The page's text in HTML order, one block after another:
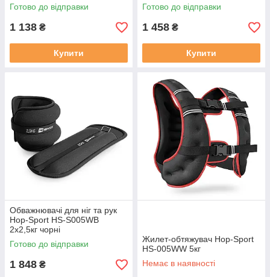
Готово до відправки
1 138 ₴
Купити
Готово до відправки
1 458 ₴
Купити
Обважнювачі для ніг та рук
Hop-Sport HS-S005WB
2х2,5кг чорні
Готово до відправки
1 848 ₴
Жилет-обтяжувач Hop-Sport
HS-005WW 5кг
Немає в наявності